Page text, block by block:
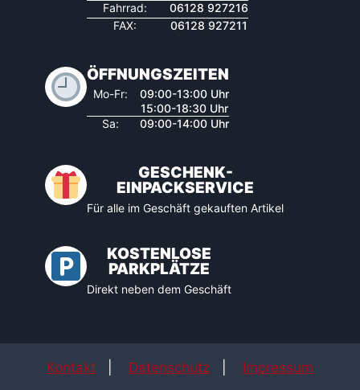
Fahrrad:
06128 927216
FAX:
06128 927211
ÖFFNUNGSZEITEN
Mo-Fr:
09:00-13:00 Uhr
15:00-18:30 Uhr
Sa:
09:00-14:00 Uhr
GESCHENK-
EINPACKSERVICE
Für alle im Geschäft gekauften Artikel
KOSTENLOSE
PARKPLÄTZE
Direkt neben dem Geschäft
Kontakt Datenschutz Impressum